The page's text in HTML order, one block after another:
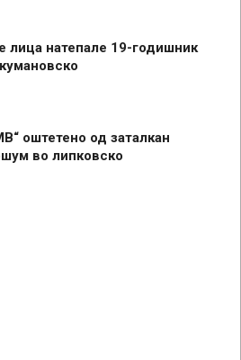
лица натепале 19-годишник
оштетено од заталкан
во липковско